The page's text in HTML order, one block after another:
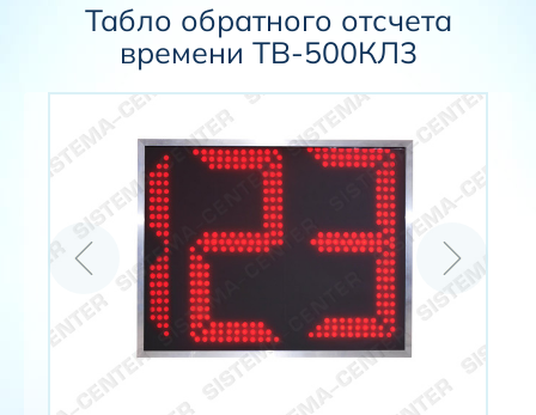
Табло обратного отсчета
времени ТВ-500КЛ3